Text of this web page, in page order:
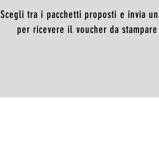
Scegli tra i pacchetti proposti e invia
per ricevere il voucher da